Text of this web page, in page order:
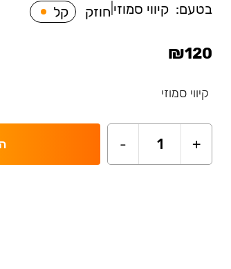
בטעם: קיווי סמוזי חוזק קל
₪120
קיווי סמוזי
+
1
-